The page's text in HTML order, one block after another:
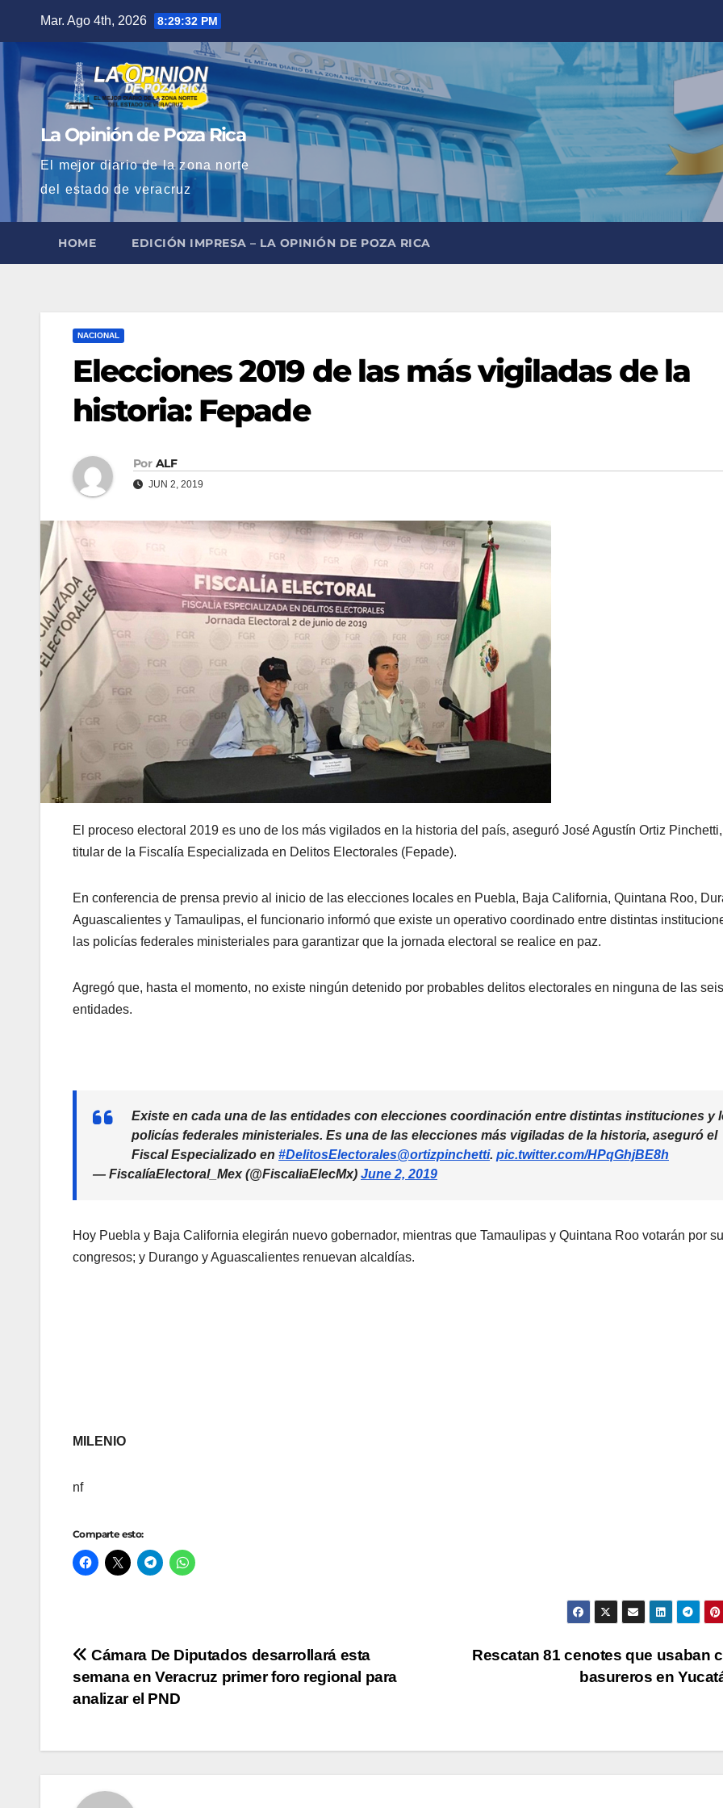
contenido
Mar. Ago 4th, 2026 8:29:32 PM
La Opinión de Poza Rica
El mejor diario de la zona norte
del estado de veracruz
HOME EDICIÓN IMPRESA – LA OPINIÓN DE POZA RICA
NACIONAL
Elecciones 2019 de las más vigiladas de la
historia: Fepade
Por ALF
JUN 2, 2019
El proceso electoral 2019 es uno de los más vigilados en la historia del país, aseguró José Agustín Ortiz Pinchetti,
titular de la Fiscalía Especializada en Delitos Electorales (Fepade).
En conferencia de prensa previo al inicio de las elecciones locales en Puebla, Baja California, Quintana Roo,
Aguascalientes y Tamaulipas, el funcionario informó que existe un operativo coordinado entre distintas
las policías federales ministeriales para garantizar que la jornada electoral se realice en paz.
Agregó que, hasta el momento, no existe ningún detenido por probables delitos electorales en ninguna de las seis
entidades.
Existe en cada una de las entidades con elecciones coordinación entre distintas instituciones y
policías federales ministeriales. Es una de las elecciones más vigiladas de la historia, aseguró el
Fiscal Especializado en #DelitosElectorales@ortizpinchetti. pic.twitter.com/HPqGhjBE8h
— FiscalíaElectoral_Mex (@FiscaliaElecMx) June 2, 2019
Hoy Puebla y Baja California elegirán nuevo gobernador, mientras que Tamaulipas y Quintana Roo votarán por
congresos; y Durango y Aguascalientes renuevan alcaldías.
MILENIO
nf
Comparte esto:
Navegación
de
Rescatan 81 cenotes que usaban
basureros en
Cámara De Diputados desarrollará esta
semana en Veracruz primer foro regional para
analizar el PND